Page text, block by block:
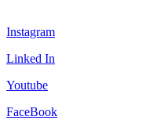
Instagram
Linked In
Youtube
FaceBook